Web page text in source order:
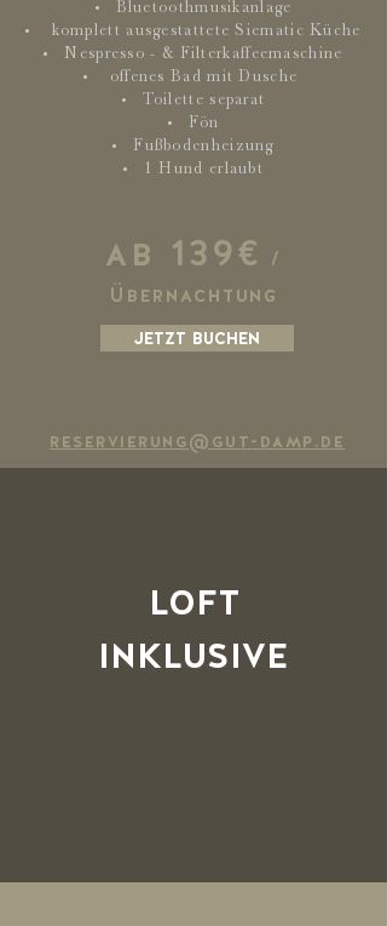
Bluetoothmusikanlage
komplett ausgestattete Siematic Küche
Nespresso - & Filterkaffeemaschine
offenes Bad mit Dusche
Toilette separat
Fön
Fußbodenheizung
1 Hund erlaubt
ab 139€ /
Übernachtung
jetzt buchen
reservierung@gut-damp.de
loft
inklusive